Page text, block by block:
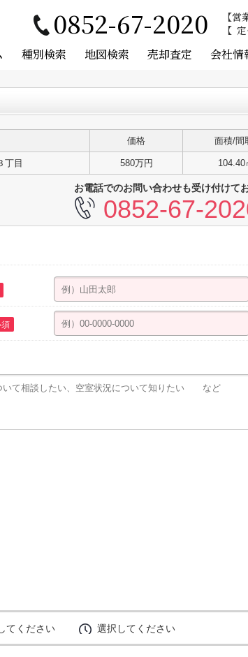
0852-67-2020 営
種別検索 地図検索 売却査定 会社情
価格 面積/間
丁目 580万円 104.40
お電話でのお問い合わせも受け付けて
0852-67-
須
てください 選択してください